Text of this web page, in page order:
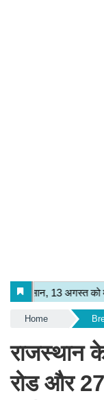
Home
राजस्थान
रोड और